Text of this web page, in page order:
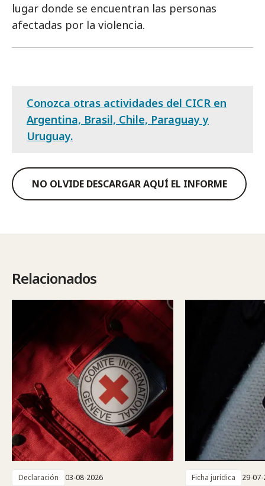
lugar donde se encuentran las personas
afectadas por la violencia.
Conozca otras actividades del CICR en
Argentina, Brasil, Chile, Paraguay y
Uruguay.
NO OLVIDE DESCARGAR AQUÍ EL INFORME
Relacionados
Declaración 03-08-2026 Ficha jurídica 29-